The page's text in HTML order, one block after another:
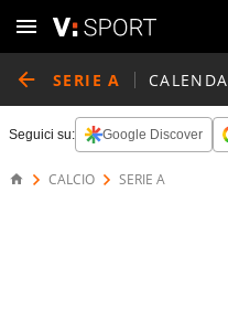
SERIE A
Seguici su: Google Discover
CALCIO SERIE A